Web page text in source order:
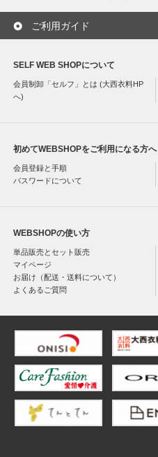
ご利用ガイド
SELF WEB SHOPについて
会員制卸「セルフ」とは (大西衣料HP
へ)
初めてWEBSHOPをご利用になる方へ
会員登録と手順
パスワードについて
WEBSHOPの使い方
単品販売とセット販売
マイページ
お届け（配送・送料について）
よくあるご質問